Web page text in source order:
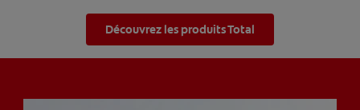
Découvrez les produits Total